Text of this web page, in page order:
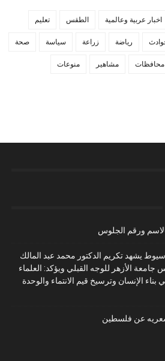
اخبار عربية وعالمية الطقس تعليم
رياضة زراعة سياسة صحة
محافظات مشاهير منوعات
يشهد تكريم الدكتور محمد عبد المالك
جامعة الأزهر للوجه القبلي ويؤكد: العلماء
الإنسان وترسيخ قيم الانتماء والوحدة
عن فلسطين